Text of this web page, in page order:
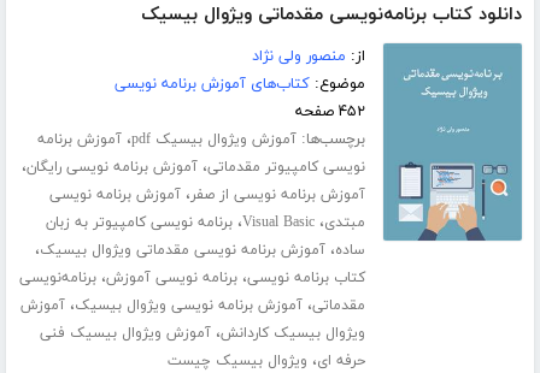
دانلود کتاب برنامه‌نویسی مقدماتی ویژوال بیسیک
از: منصور ولی نژاد
موضوع:کتاب‌های آموزش برنامه نویسی
۴۵۲ صفحه
برچسب‌ها:آموزش ویژوال بیسیک pdf ،آموزش برنامه
نویسی کامپیوتر مقدماتی،آموزش برنامه نویسی رایگان،
آموزش برنامه نویسی از صفر،آموزش برنامه نویسی
مبتدی،Visual Basic،برنامه نویسی کامپیوتر به زبان
ساده،آموزش برنامه نویسی مقدماتی ویژوال بیسیک،
کتاب برنامه نویسی،برنامه نویسی آموزش،برنامه‌نویسی
مقدماتی،آموزش برنامه نویسی ویژوال بیسیک،آموزش
ویژوال بیسیک کاردانش،آموزش ویژوال بیسیک فنی
حرفه ای، ویژوال بیسیک چیست